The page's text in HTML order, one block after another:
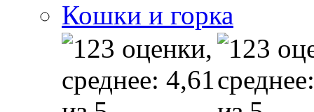
Кошки и горка